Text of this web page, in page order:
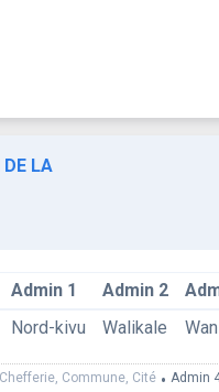
LA
Admin 1 Admin 2
Nord-kivu Walikale
Commune, Cité • Admin